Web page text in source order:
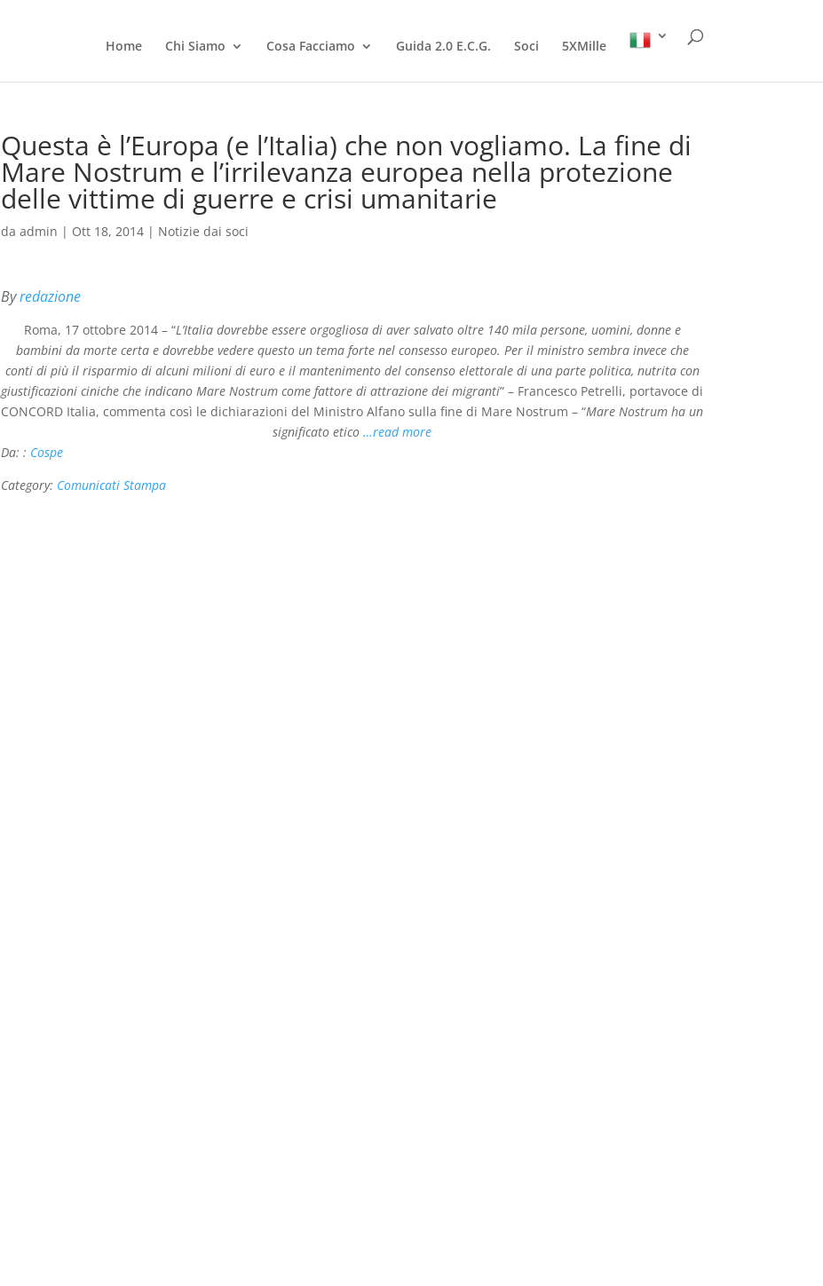
Home Chi Siamo Cosa Facciamo Guida 2.0 E.C.G. Soci 5XMille
Questa è l’Europa (e l’Italia) che non vogliamo. La fine di
Mare Nostrum e l’irrilevanza europea nella protezione
delle vittime di guerre e crisi umanitarie
da admin | Ott 18, 2014| Notizie dai soci
Byredazione
Roma, 17 ottobre 2014 – “L’Italia dovrebbe essere orgogliosa di aver salvato oltre 140 mila persone, uomini, donne e
bambini da morte certa e dovrebbe vedere questo un tema forte nel consesso europeo. Per il ministro sembra invece che
conti di più il risparmio di alcuni milioni di euro e il mantenimento del consenso elettorale di una parte politica, nutrita con
giustificazioni ciniche che indicano Mare Nostrum come fattore di attrazione dei migranti” – Francesco Petrelli, portavoce di
CONCORD Italia, commenta così le dichiarazioni del Ministro Alfano sulla fine di Mare Nostrum – “Mare Nostrum ha un
significato etico…read more
Da: : Cospe
Category: Comunicati Stampa